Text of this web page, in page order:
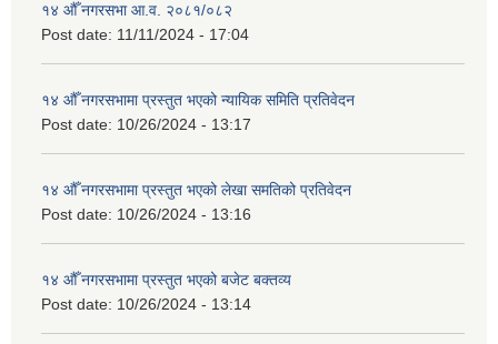
१४ औँ नगरसभा आ.व. २०८१/०८२
Post date: 11/11/2024 - 17:04
१४ औँ नगरसभामा प्रस्तुत भएको न्यायिक समिति प्रतिवेदन
Post date: 10/26/2024 - 13:17
१४ औँ नगरसभामा प्रस्तुत भएको लेखा समतिको प्रतिवेदन
Post date: 10/26/2024 - 13:16
१४ औँ नगरसभामा प्रस्तुत भएको बजेट बक्तव्य
Post date: 10/26/2024 - 13:14